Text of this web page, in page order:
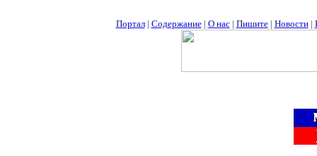
Портал| Содержание| О нас| Пишите| Новости|